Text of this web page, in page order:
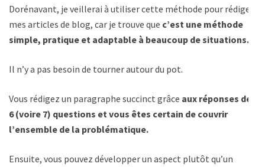
Dorénavant, je veillerai à utiliser cette méthode pour rédiger
mes articles de blog, car je trouve que c’est une méthode
simple, pratique et adaptable à beaucoup de situations.
Il n’y a pas besoin de tourner autour du pot.
Vous rédigez un paragraphe succinct grâce aux réponses des
6 (voire 7) questions et vous êtes certain de couvrir
l’ensemble de la problématique.
Ensuite, vous pouvez développer un aspect plutôt qu’un